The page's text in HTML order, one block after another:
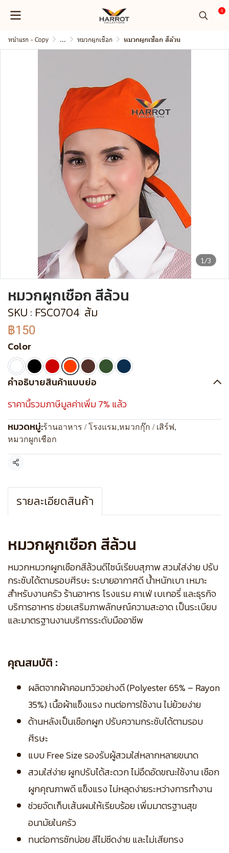
0
หน้าแรก - Copy ... หมวกผูกเชือก หมวกผูกเชือก สีล้วน
1/3
หมวกผูกเชือก สีล้วน
SKU : FSC0704 ส้ม
฿150
Color
คำอธิบายสินค้าแบบย่อ
ราคานี้รวมภาษีมูลค่าเพิ่ม 7% แล้ว
หมวดหมู่:ร้านอาหาร / โรงแรม,หมวกกุ๊ก / เสิร์ฟ,
หมวกผูกเชือก
แชร์
รายละเอียดสินค้า
หมวกผูกเชือก สีล้วน
หมวกหมวกผูกเชือกสีล้วนดีไซน์เรียบสุภาพ สวมใส่ง่าย ปรับ
กระชับได้ตามรอบศีรษะ ระบายอากาศดี น้ำหนักเบา เหมาะ
สำหรับงานครัว ร้านอาหาร โรงแรม คาเฟ่ เบเกอรี่ และธุรกิจ
บริการอาหาร ช่วยเสริมภาพลักษณ์ความสะอาด เป็นระเบียบ
และมาตรฐานงานบริการระดับมืออาชีพ
คุณสมบัติ :
ผลิตจากผ้าคอมทวิวอย่างดี (Polyester 65% – Rayon
35%) เนื้อผ้าแข็งแรง ทนต่อการใช้งาน ไม่ย้วยง่าย
ด้านหลังเป็นเชือกผูก ปรับความกระชับได้ตามรอบ
ศีรษะ
แบบ Free Size รองรับผู้สวมใส่หลากหลายขนาด
สวมใส่ง่าย ผูกปรับได้สะดวก ไม่อึดอัดขณะใช้งาน เชือก
ผูกคุณภาพดี แข็งแรง ไม่หลุดง่ายระหว่างการทำงาน
ช่วยจัดเก็บเส้นผมให้เรียบร้อย เพิ่มมาตรฐานสุข
อนามัยในครัว
ทนต่อการซักบ่อย สีไม่ซีดง่าย และไม่เสียทรง